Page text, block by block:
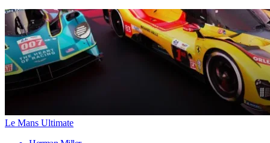
Le Mans Ultimate